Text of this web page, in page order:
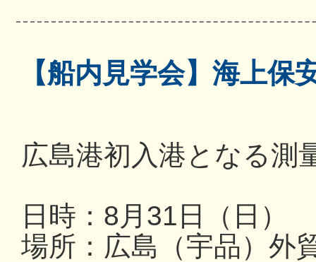
【船内見学会】海上
広島港初入港となる測
日時：8月31日（日）
場所：広島（宇品）